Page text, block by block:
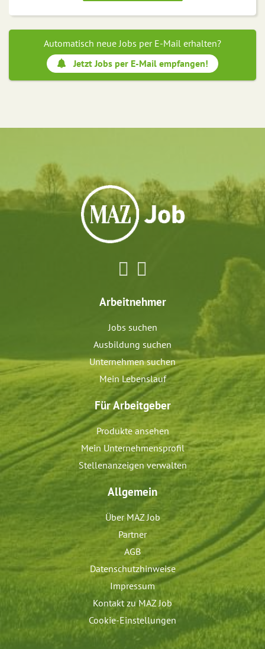
Automatisch neue Jobs per E-Mail erhalten?
Jetzt Jobs per E-Mail empfangen!
Arbeitnehmer
Jobs suchen
Ausbildung suchen
Unternehmen suchen
Mein Lebenslauf
Für Arbeitgeber
Produkte ansehen
Mein Unternehmensprofil
Stellenanzeigen verwalten
Allgemein
Über MAZ Job
Partner
AGB
Datenschutzhinweise
Impressum
Kontakt zu MAZ Job
Cookie-Einstellungen